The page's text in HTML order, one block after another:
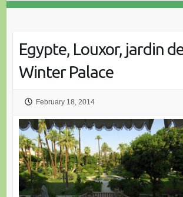
Egypte, Louxor, jardin
Winter Palace
February 18, 2014